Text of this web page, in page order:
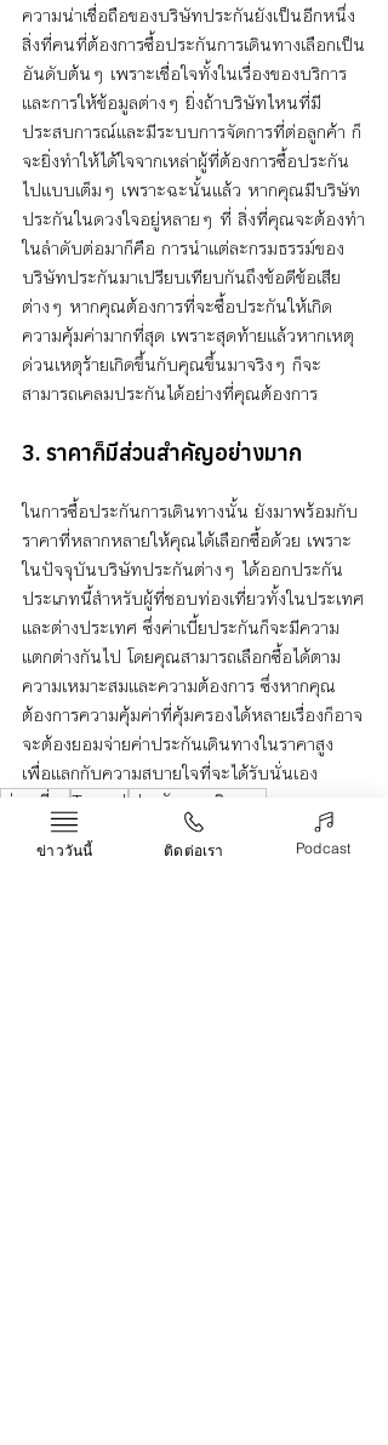
ความน่าเชื่อถือของบริษัทประกันยังเป็นอีกหนึ่ง
สิ่งที่คนที่ต้องการซื้อประกันการเดินทางเลือกเป็น
อันดับต้นๆ เพราะเชื่อใจทั้งในเรื่องของบริการ
และการให้ข้อมูลต่างๆ ยิ่งถ้าบริษัทไหนที่มี
ประสบการณ์และมีระบบการจัดการที่ต่อลูกค้า ก็
จะยิ่งทำให้ได้ใจจากเหล่าผู้ที่ต้องการซื้อประกัน
ไปแบบเต็มๆ เพราะฉะนั้นแล้ว หากคุณมีบริษัท
ประกันในดวงใจอยู่หลายๆ ที่ สิ่งที่คุณจะต้องทำ
ในลำดับต่อมาก็คือ การนำแต่ละกรมธรรม์ของ
บริษัทประกันมาเปรียบเทียบกันถึงข้อดีข้อเสีย
ต่างๆ หากคุณต้องการที่จะซื้อประกันให้เกิด
ความคุ้มค่ามากที่สุด เพราะสุดท้ายแล้วหากเหตุ
ด่วนเหตุร้ายเกิดขึ้นกับคุณขึ้นมาจริงๆ ก็จะ
สามารถเคลมประกันได้อย่างที่คุณต้องการ
3. ราคาก็มีส่วนสำคัญอย่างมาก
ในการซื้อประกันการเดินทางนั้น ยังมาพร้อมกับ
ราคาที่หลากหลายให้คุณได้เลือกซื้อด้วย เพราะ
ในปัจจุบันบริษัทประกันต่างๆ ได้ออกประกัน
ประเภทนี้สำหรับผู้ที่ชอบท่องเที่ยวทั้งในประเทศ
และต่างประเทศ ซึ่งค่าเบี้ยประกันก็จะมีความ
แตกต่างกันไป โดยคุณสามารถเลือกซื้อได้ตาม
ความเหมาะสมและความต้องการ ซึ่งหากคุณ
ต้องการความคุ้มค่าที่คุ้มครองได้หลายเรื่องก็อาจ
จะต้องยอมจ่ายค่าประกันเดินทางในราคาสูง
เพื่อแลกกับความสบายใจที่จะได้รับนั่นเอง
ท่องเที่ยว Travel ประกันการเดินทาง
Life & Arts
ข่าววันนี้ ติดต่อเรา Podcast